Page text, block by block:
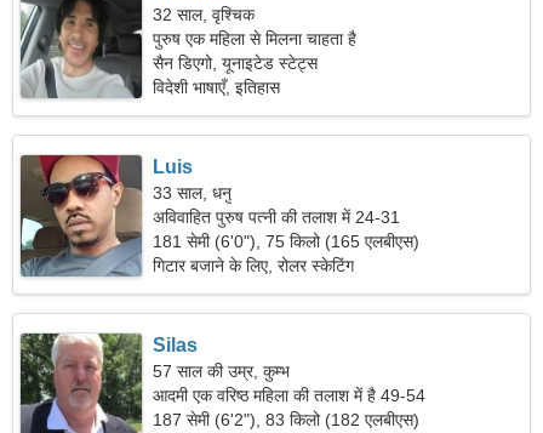
32 साल, वृश्चिक
पुरुष एक महिला से मिलना चाहता है
सैन डिएगो, यूनाइटेड स्टेट्स
विदेशी भाषाएँ, इतिहास
Luis
33 साल, धनु
अविवाहित पुरुष पत्नी की तलाश में 24-31
181 सेमी (6'0"), 75 किलो (165 एलबीएस)
गिटार बजाने के लिए, रोलर स्केटिंग
Silas
57 साल की उम्र, कुम्भ
आदमी एक वरिष्ठ महिला की तलाश में है 49-54
187 सेमी (6'2"), 83 किलो (182 एलबीएस)